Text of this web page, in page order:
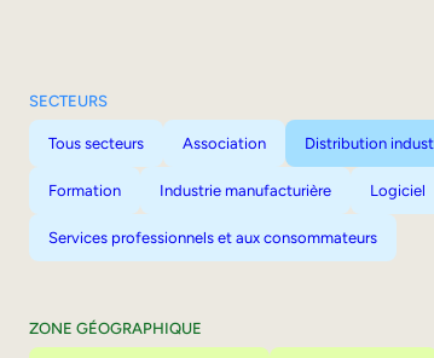
SECTEURS
Tous secteurs Association Distribution
Formation Industrie manufacturière Logiciel
Services professionnels et aux consommateurs
ZONE GÉOGRAPHIQUE